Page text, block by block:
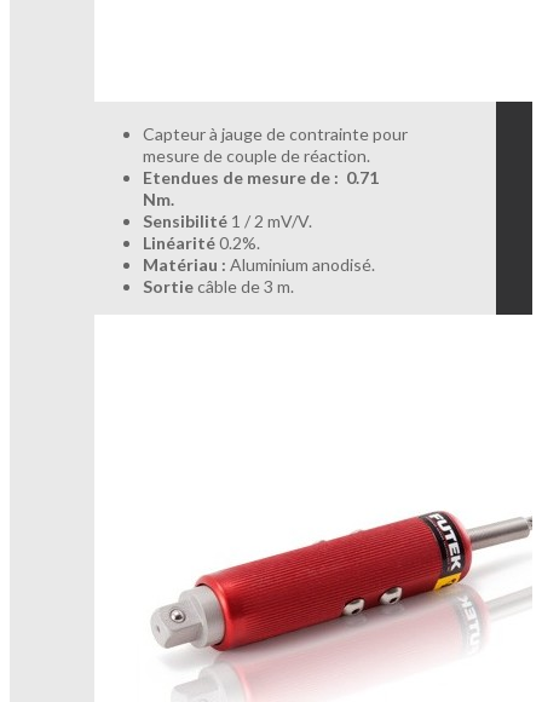
Capteur à jauge de contrainte pour
mesure de couple de réaction.
Etendues de mesure de : 0.71
Nm.
Sensibilité 1 / 2 mV/V.
Linéarité0.2%.
Matériau : Aluminium anodisé.
Sortiecâble de 3 m.